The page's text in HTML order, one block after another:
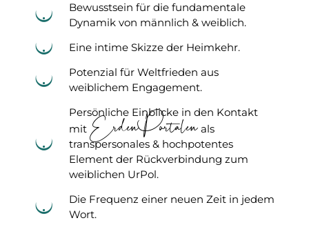
Bewusstsein für die fundamentale
Dynamik von männlich & weiblich.
Eine intime Skizze der Heimkehr.
Potenzial für Weltfrieden aus
weiblichem Engagement.
Persönliche Einblicke in den Kontakt
mit ErdenPortalen als
transpersonales & hochpotentes
Element der Rückverbindung zum
weiblichen UrPol.
Die Frequenz einer neuen Zeit in jedem
Wort.